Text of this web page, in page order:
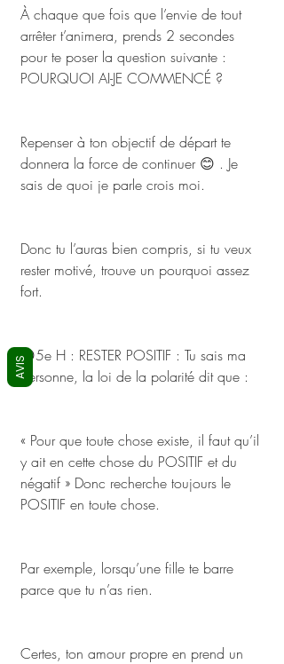
À chaque que fois que l’envie de tout
arrêter t’animera, prends 2 secondes
pour te poser la question suivante :
POURQUOI AI-JE COMMENCÉ ?
Repenser à ton objectif de départ te
donnera la force de continuer 😊 . Je
sais de quoi je parle crois moi.
Donc tu l’auras bien compris, si tu veux
rester motivé, trouve un pourquoi assez
fort.
😊5e H : RESTER POSITIF : Tu sais ma
personne, la loi de la polarité dit que :
« Pour que toute chose existe, il faut qu’il
y ait en cette chose du POSITIF et du
négatif » Donc recherche toujours le
POSITIF en toute chose.
Par exemple, lorsqu’une fille te barre
parce que tu n’as rien.
Certes, ton amour propre en prend un
AVIS